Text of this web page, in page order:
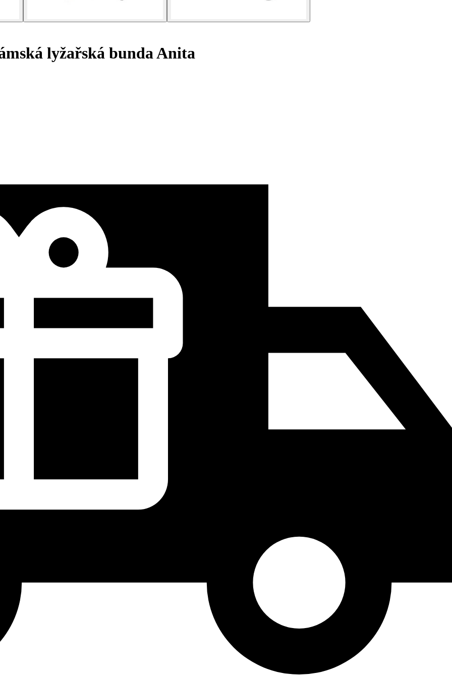
lyžařská bunda Anita